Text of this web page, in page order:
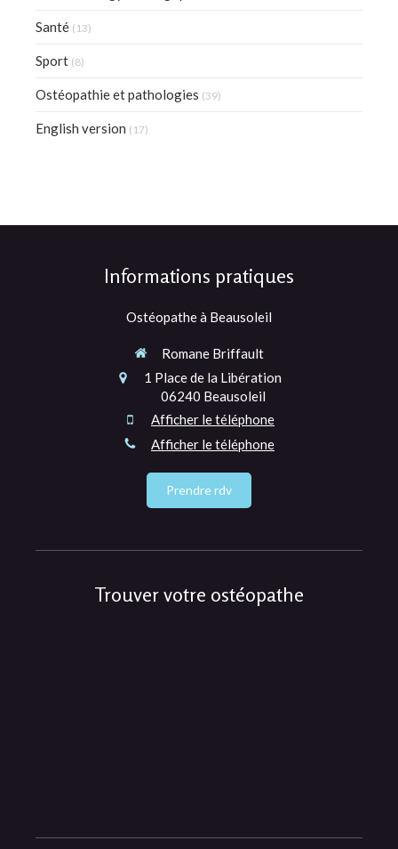
Santé (13)
Sport (8)
Ostéopathie et pathologies (39)
English version (17)
Informations pratiques
Ostéopathe à Beausoleil
Romane Briffault
1 Place de la Libération
06240 Beausoleil
Afficher le téléphone
Afficher le téléphone
Prendre rdv
Trouver votre ostéopathe